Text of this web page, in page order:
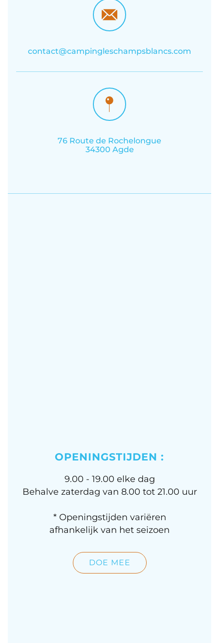
contact@campingleschampsblancs.com
76 Route de Rochelongue
34300 Agde
OPENINGSTIJDEN :
9.00 - 19.00 elke dag
Behalve zaterdag van 8.00 tot 21.00 uur
* Openingstijden variëren
afhankelijk van het seizoen
DOE MEE